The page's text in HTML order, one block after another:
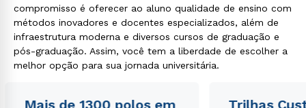
compromisso é oferecer ao aluno qualidade de ensino com
métodos inovadores e docentes especializados, além de
infraestrutura moderna e diversos cursos de graduação e
pós-graduação. Assim, você tem a liberdade de escolher a
melhor opção para sua jornada universitária.
Mais de 1300 polos em
Trilhas
Rápido e fácil